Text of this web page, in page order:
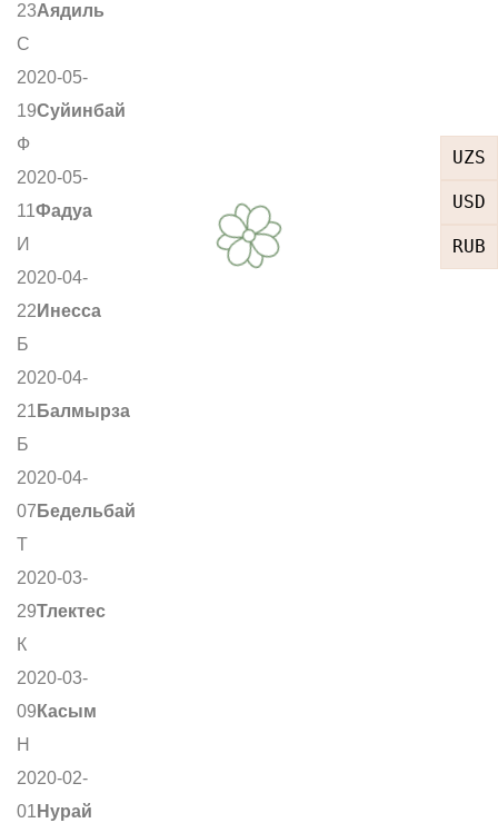
UZS
USD
RUB
23Аядиль
С
2020-05-
19Суйинбай
Ф
2020-05-
11Фадуа
И
2020-04-
22 Инесса
Б
2020-04-
21 Балмырза
Б
2020-04-
07 Бедельбай
Т
2020-03-
29Тлектес
К
2020-03-
09 Касым
Н
2020-02-
01 Нурай